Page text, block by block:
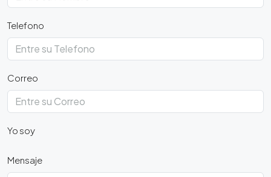
Telefono
Correo
Yo soy
Mensaje